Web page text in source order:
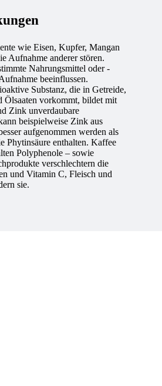
wie Eisen, Kupfer, Mangan
Aufnahme anderer stören.
Nahrungsmittel oder -
beeinflussen.
Substanz, die in Getreide,
Ölsaaten vorkommt, bildet mit
Zink unverdaubare
beispielweise Zink aus
aufgenommen werden als
Phytinsäure enthalten. Kaffee
Polyphenole – sowie
verschlechtern die
und Vitamin C, Fleisch und
sie.